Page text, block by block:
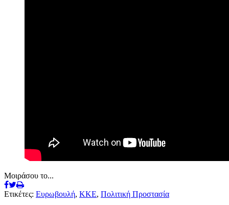
Μοιράσου το...
Ετικέτες: Ευρωβουλή, ΚΚΕ, Πολιτική Προστασία